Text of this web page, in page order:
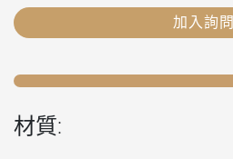
加入詢問
材質: